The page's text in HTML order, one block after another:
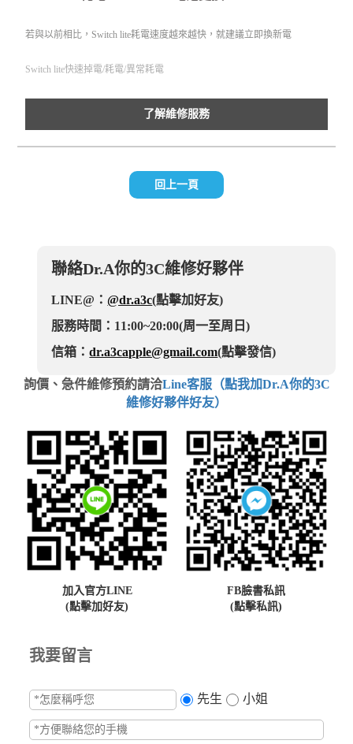
若與以前相比，Switch lite耗電速度越來越快，就建議立即換新電
Switch lite快速掉電/耗電/異常耗電
了解維修服務
回上一頁
聯絡Dr.A你的3C維修好夥伴
LINE@：@dr.a3c(點擊加好友)
服務時間：11:00~20:00(周一至周日)
信箱：dr.a3capple@gmail.com(點擊發信)
詢價、急件維修預約請洽Line客服（點我加Dr.A你的3C
維修好夥伴好友）
加入官方LINE
(點擊加好友)
FB臉書私訊
(點擊私訊)
我要留言
先生 小姐